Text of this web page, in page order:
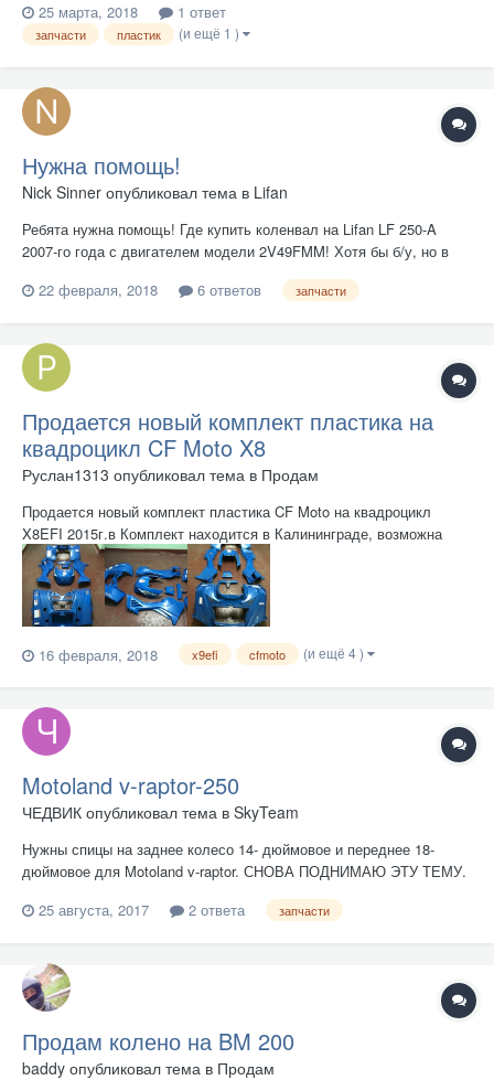
25 марта, 2018 1 ответ
запчасти пластик (и ещё 1 )
Нужна помощь!
Nick Sinner опубликовал тема в Lifan
Ребята нужна помощь! Где купить коленвал на Lifan LF 250-A
2007-го года с двигателем модели 2V49FMM! Хотя бы б/у, но в
22 февраля, 2018 6 ответов запчасти
Продается новый комплект пластика на
квадроцикл CF Moto X8
Руслан1313 опубликовал тема в Продам
Продается новый комплект пластика CF Moto на квадроцикл
X8EFI 2015г.в Комплект находится в Калининграде, возможна
отправка. Все вопросы по телефону, Viber +79052411565
16 февраля, 2018 x9efi cfmoto (и ещё 4 )
Motoland v-raptor-250
ЧЕДВИК опубликовал тема в SkyTeam
Нужны спицы на заднее колесо 14- дюймовое и переднее 18-
дюймовое для Motoland v-raptor. СНОВА ПОДНИМАЮ ЭТУ ТЕМУ.
*Спицы-мотолэнд* их нет.
25 августа, 2017 2 ответа запчасти
Продам колено на BM 200
baddy опубликовал тема в Продам